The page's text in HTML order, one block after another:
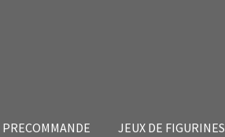
PRECOMMANDE JEUX DE FIGURINES